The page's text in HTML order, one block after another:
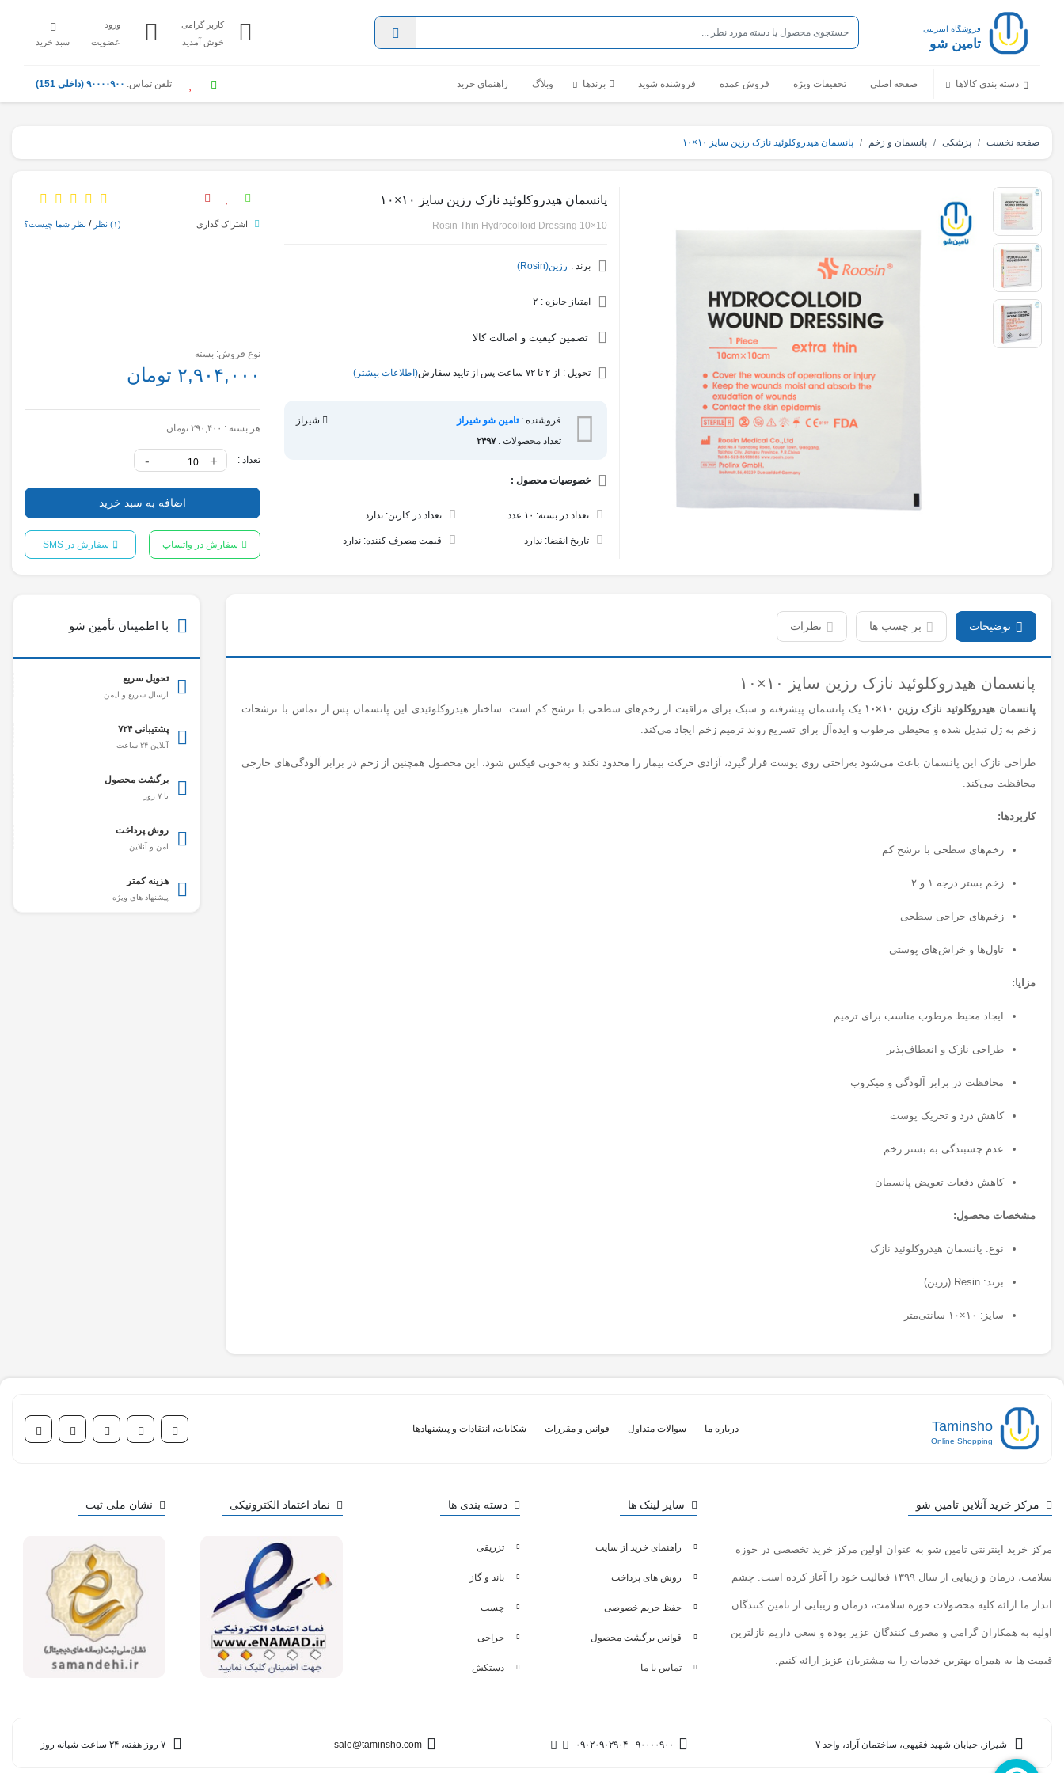
فروشگاه اینترنتی
تامین شو
کاربر گرامی
خوش آمدید.
ورود
عضویت
سبد خرید
دسته بندی کالاها صفحه اصلی تخفیفات ویژه فروش عمده فروشنده شوید برندها وبلاگ راهنمای خرید تلفن تماس: ۹۰۰۰۰۹۰۰ (داخلی 151)
صفحه نخست پزشکی پانسمان و زخم پانسمان هیدروکلوئید نازک رزین سایز ۱۰×۱۰
پانسمان هیدروکلوئید نازک رزین سایز ۱۰×۱۰
Rosin Thin Hydrocolloid Dressing 10×10
برند : رزین(Rosin)
امتیاز جایزه : ۲
تضمین کیفیت و اصالت کالا
تحویل : از ۲ تا ۷۲ ساعت پس از تایید سفارش (اطلاعات بیشتر)
فروشنده :تامین شو شیراز
شیراز
تعداد محصولات :۲۴۹۷
خصوصیات محصول :
تعداد در بسته: ۱۰ عدد تعداد در کارتن: ندارد
تاریخ انقضا: ندارد قیمت مصرف کننده: ندارد
اشتراک گذاری (۱) نظر/ نظر شما چیست؟
نوع فروش: بسته
۲,۹۰۴,۰۰۰ تومان
هر بسته : ۲۹۰,۴۰۰ تومان
تعداد : +
-
اضافه به سبد خرید
سفارش در واتساپ سفارش در SMS
توضیحات بر چسب ها نظرات
پانسمان هیدروکلوئید نازک رزین سایز ۱۰×۱۰
پانسمان هیدروکلوئید نازک رزین ۱۰×۱۰
یک پانسمان پیشرفته و سبک برای مراقبت از زخم‌های سطحی با ترشح کم است. ساختار هیدروکلوئیدی این پانسمان پس از تماس با ترشحات
زخم به ژل تبدیل شده و محیطی مرطوب و ایده‌آل برای تسریع روند ترمیم زخم ایجاد می‌کند.
طراحی نازک این پانسمان باعث می‌شود به‌راحتی روی پوست قرار گیرد، آزادی حرکت بیمار را محدود نکند و به‌خوبی فیکس شود. این محصول همچنین از زخم در برابر آلودگی‌های خارجی
محافظت می‌کند.
کاربردها:
زخم‌های سطحی با ترشح کم
زخم بستر درجه ۱ و ۲
زخم‌های جراحی سطحی
تاول‌ها و خراش‌های پوستی
مزایا:
ایجاد محیط مرطوب مناسب برای ترمیم
طراحی نازک و انعطاف‌پذیر
محافظت در برابر آلودگی و میکروب
کاهش درد و تحریک پوست
عدم چسبندگی به بستر زخم
کاهش دفعات تعویض پانسمان
مشخصات محصول:
نوع: پانسمان هیدروکلوئید نازک
برند: Resin (رزین)
سایز: ۱۰×۱۰ سانتی‌متر
با اطمینان تأمین شو
تحویل سریع
ارسال سریع و ایمن
پشتیبانی ۷۲۴
آنلاین ۲۴ ساعت
برگشت محصول
تا ۷ روز
روش پرداخت
امن و آنلاین
هزینه کمتر
پیشنهاد های ویژه
Taminsho
Online Shopping
درباره ما سوالات متداول قوانین و مقررات شکایات، انتقادات و پیشنهادها
مرکز خرید آنلاین تامین شو
مرکز خرید اینترنتی تامین شو به عنوان اولین مرکز خرید تخصصی در حوزه
سلامت، درمان و زیبایی از سال ۱۳۹۹ فعالیت خود را آغاز کرده است. چشم
انداز ما ارائه کلیه محصولات حوزه سلامت، درمان و زیبایی از تامین کنندگان
اولیه به همکاران گرامی و مصرف کنندگان عزیز بوده و سعی داریم نازلترین
قیمت ها به همراه بهترین خدمات را به مشتریان عزیز ارائه کنیم.
سایر لینک ها
راهنمای خرید از سایت
روش های پرداخت
حفظ حریم خصوصی
قوانین برگشت محصول
تماس با ما
دسته بندی ها
تزریقی
باند و گاز
چسب
جراحی
دستکش
نماد اعتماد الکترونیکی نشان ملی ثبت
شیراز، خیابان شهید فقیهی، ساختمان آراد، واحد ۷ ۹۰۰۰۰۹۰۰ - ۰۹۰۲۰۹۰۲۹۰۴ sale@taminsho.com